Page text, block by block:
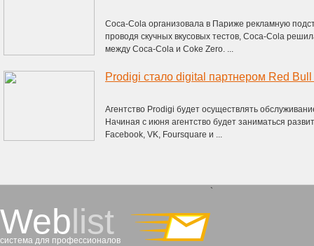
Coca-Cola организовала в Париже рекламную
проводя скучных вкусовых тестов, Coca-Cola
между Coca-Cola и Coke Zero. ...
Prodigi стало digital партнером Red
Агентство Prodigi будет осуществлять
Начиная с июня агентство будет заниматься
Facebook, VK, Foursquare и ...
Weblist
система для профессионалов
`